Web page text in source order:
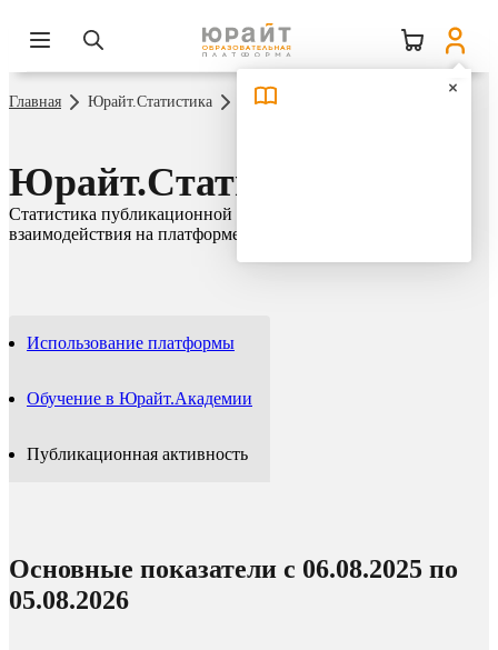
Главная Юрайт.Статистика Публикационная активность
Юрайт.Статистика
Статистика публикационной активности и сетевого
взаимодействия на платформе Юрайт
Использование платформы
Обучение в Юрайт.Академии
Публикационная активность
Основные показатели c 06.08.2025 по
05.08.2026